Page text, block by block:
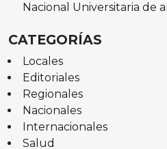
Nacional Universitaria de
CATEGORÍAS
Locales
Editoriales
Regionales
Nacionales
Internacionales
Salud